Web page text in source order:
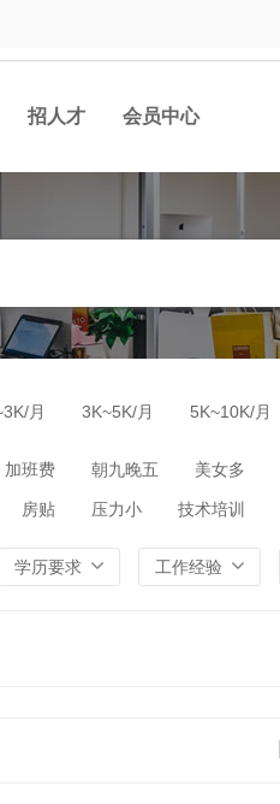
招人才 会员中心
月 3K~5K/月 5K~10K/月
加班费 朝九晚五 美女多
房贴 压力小 技术培训
学历要求 工作经验